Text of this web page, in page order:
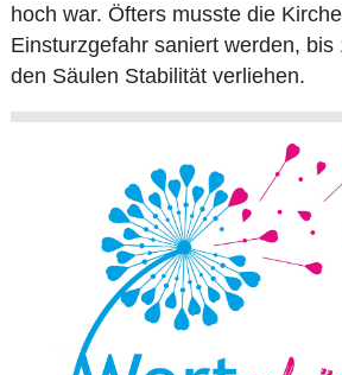
hoch war. Öfters musste die
Einsturzgefahr saniert werden, bis
den Säulen Stabilität verliehen.